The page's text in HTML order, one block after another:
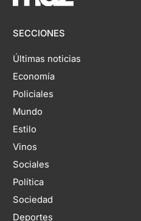
SECCIONES
Últimas noticias
Economía
Policiales
Mundo
Estilo
Vinos
Sociales
Política
Sociedad
Deportes